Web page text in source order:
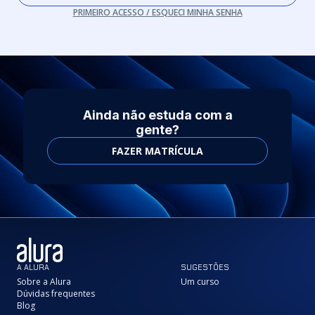
PRIMEIRO ACESSO / ESQUECI MINHA SENHA
Ainda não estuda com a
gente?
FAZER MATRÍCULA
A ALURA
Sobre a Alura
Dúvidas frequentes
Blog
SUGESTÕES
Um curso